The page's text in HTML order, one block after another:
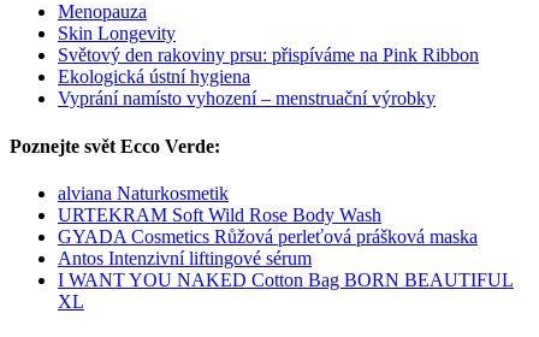
Menopauza
Skin Longevity
Světový den rakoviny prsu: přispíváme na Pink Ribbon
Ekologická ústní hygiena
Vyprání namísto vyhození – menstruační výrobky
Poznejte svět Ecco Verde:
alviana Naturkosmetik
URTEKRAM Soft Wild Rose Body Wash
GYADA Cosmetics Růžová perleťová prášková maska
Antos Intenzivní liftingové sérum
I WANT YOU NAKED Cotton Bag BORN BEAUTIFUL
XL